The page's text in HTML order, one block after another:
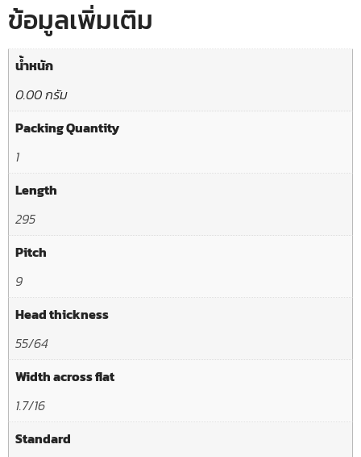
ข้อมูลเพิ่มเติม
น้ำหนัก
0.00 กรัม
Packing Quantity
1
Length
295
Pitch
9
Head thickness
55/64
Width across flat
1.7/16
Standard